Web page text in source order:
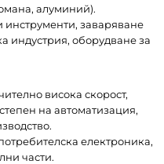
алуминий).
заваряване
индустрия, оборудване за
висока скорост,
на автоматизация,
електроника,
части.